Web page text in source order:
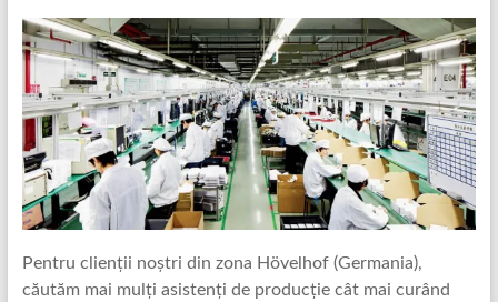
Pentru clienții noștri din zona Hövelhof (Germania),
căutăm mai mulți asistenți de producție cât mai curând